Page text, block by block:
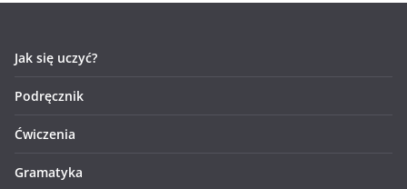
Jak się uczyć?
Podręcznik
Ćwiczenia
Gramatyka